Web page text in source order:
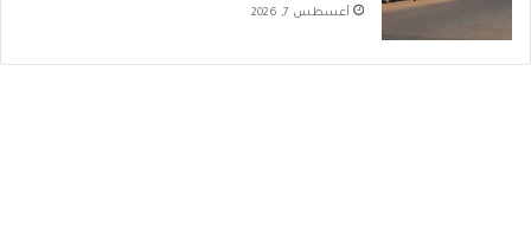
أغسطس 7, 2026